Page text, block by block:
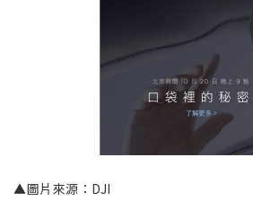
▲圖片來源：DJI